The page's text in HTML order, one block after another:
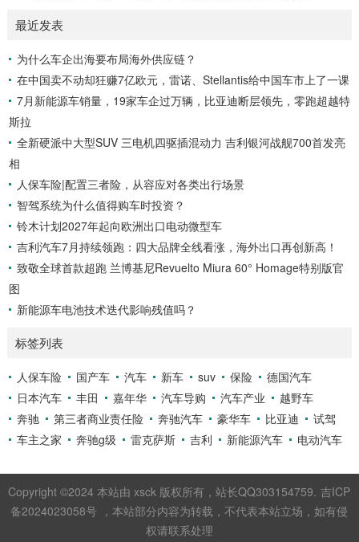
最近发表
为什么车企出海要布局海外供应链？
在中国卖不动却狂赚7亿欧元，雷诺、Stellantis给中国车市上了一课
7月新能源车销量，19家车企过万辆，比亚迪断层领先，零跑超越特
斯拉
全新硬派中大型SUV 三电机四驱插混动力 吉利银河战舰700首发亮
相
人保车险|配置三者险，从容应对各类出行场景
智驾系统为什么值得购车时投资？
铃木计划2027年起向欧洲出口电动微型车
吉利汽车7月持续领跑：四大品牌全线看涨，海外出口再创新高！
致敬全球首款超跑 兰博基尼Revuelto Miura 60° Homage特别版官
图
新能源车电池技术迭代影响残值吗？
标签列表
人保车险 国产车 汽车 新车 suv 保险
德国汽车
日本汽车
丰田 嘉年华 汽车导购 汽车产业
越野车
奔驰
第三者商业责任险 奔驰汽车 豪华车 比亚迪
试驾
车主之家
奔驰g级 雷克萨斯 吉利 新能源汽车 电动汽车
Copyright ©2024 本站由 xsck 版权所有，站长QQ303154759. 吉ICP
备2024023058号 ，本站部分内容为转载，不代表本站立场，如有侵
权请联系处理